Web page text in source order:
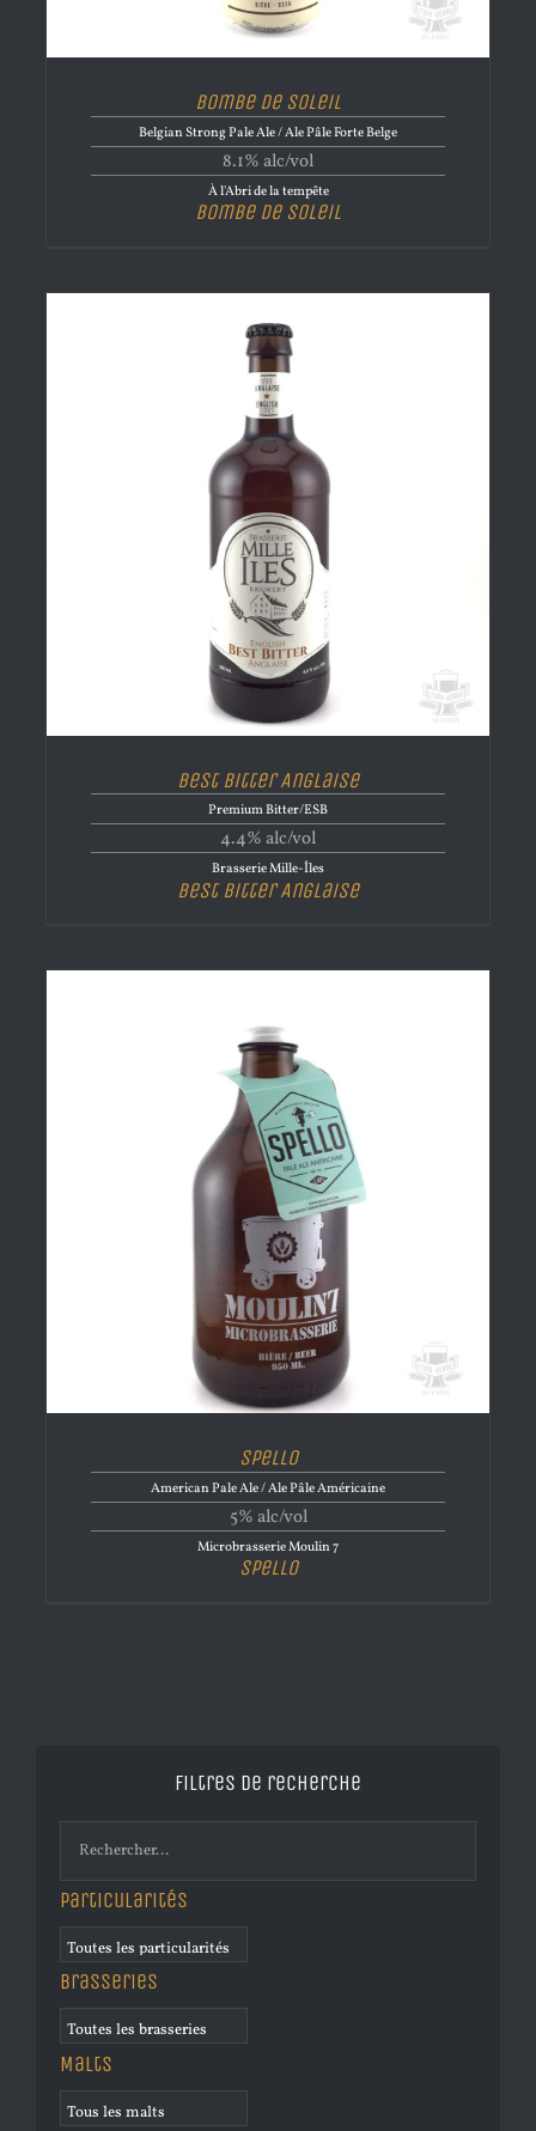
Bombe de Soleil
Belgian Strong Pale Ale / Ale Pâle Forte Belge
8.1% alc/vol
À l'Abri de la tempête
Bombe de Soleil
Best Bitter Anglaise
Premium Bitter/ESB
4.4% alc/vol
Brasserie Mille-Îles
Best Bitter Anglaise
Spello
American Pale Ale / Ale Pâle Américaine
5% alc/vol
Microbrasserie Moulin 7
Spello
Filtres de recherche
Particularités
Brasseries
Malts